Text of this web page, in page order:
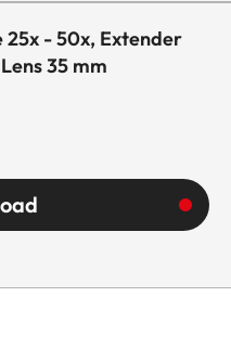
25x - 50x, Extender
35 mm